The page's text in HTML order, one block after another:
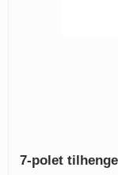
7-polet